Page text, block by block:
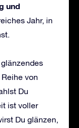
und
Jahr, in
von
Du
ist voller
Du glänzen,